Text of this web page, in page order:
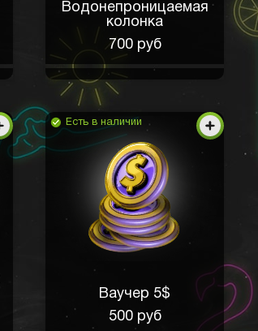
Водонепроницаемая
колонка
700 руб
Есть в наличии
Ваучер 5$
500 руб